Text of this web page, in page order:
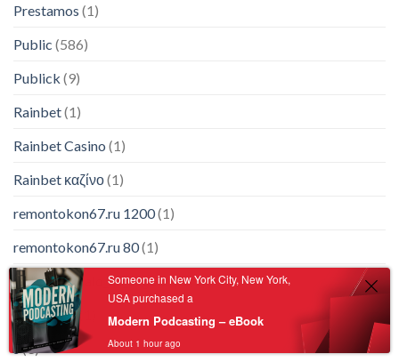
Prestamos (1)
Public (586)
Publick (9)
Rainbet(1)
Rainbet Casino (1)
Rainbet καζίνο(1)
remontokon67.ru 1200(1)
remontokon67.ru 80(1)
riobet_zerkalo_na_segodnya(1)
rthl.ru 100(1)
s (3)
Someone in New York City, New York,
USA purchased a
Modern Podcasting – eBook
About 1 hour ago